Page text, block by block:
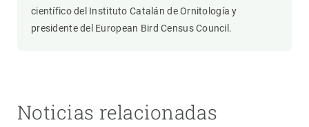
científico del Instituto Catalán de Ornitología y
presidente del European Bird Census Council.
Noticias relacionadas